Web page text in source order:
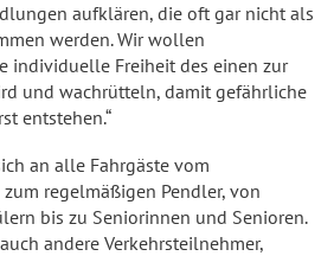
aufklären, die oft gar nicht als
werden. Wir wollen
individuelle Freiheit des einen zur
und wachrütteln, damit gefährliche
entstehen.“
an alle Fahrgäste vom
regelmäßigen Pendler, von
bis zu Seniorinnen und Senioren.
andere Verkehrsteilnehmer,